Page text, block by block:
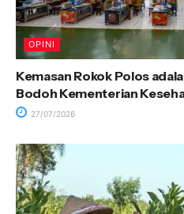
OPINI
Kemasan Rokok Polos
Bodoh Kementerian
27/07/2026